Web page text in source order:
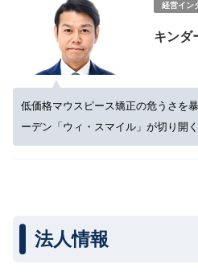
経営イン
キンダ
低価格マウスピース矯正の危うさを
ーデン「ウィ・スマイル」が切り開
法人情報